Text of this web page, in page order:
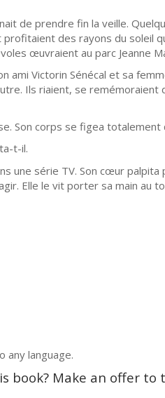
de prendre fin la veille.
des rayons du soleil
œuvraient au parc Jeanne
ami Victorin Sénécal et sa
Ils riaient, se
Son corps se figea
t-il.
une série TV. Son cœur
Elle le vit porter sa main au
any language.
book? Make an offer to